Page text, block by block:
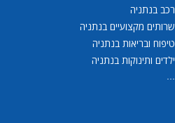
רכב בנתניה
שרותים מקצועיים בנתניה
טיפוח ובריאות בנתניה
ילדים ותינוקות בנתניה